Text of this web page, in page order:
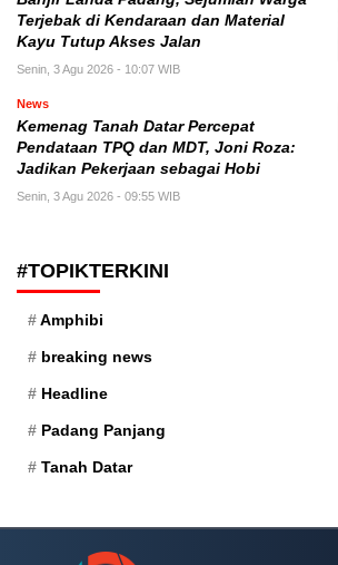
Terjebak di Kendaraan dan Material
Kayu Tutup Akses Jalan
Senin, 3 Agu 2026 - 10:07 WIB
News
Kemenag Tanah Datar Percepat
Pendataan TPQ dan MDT, Joni Roza:
Jadikan Pekerjaan sebagai Hobi
Senin, 3 Agu 2026 - 09:55 WIB
#TOPIKTERKINI
Amphibi
breaking news
Headline
Padang Panjang
Tanah Datar